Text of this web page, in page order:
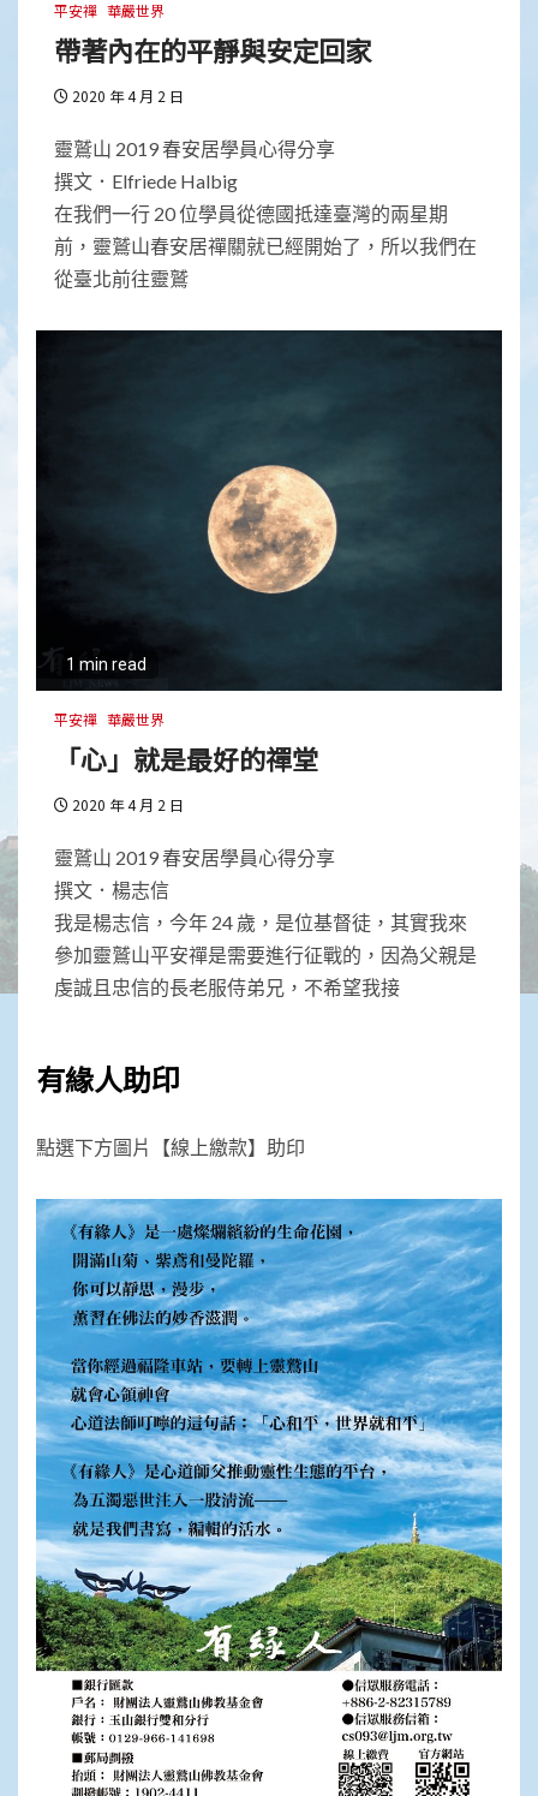
平安禪 華嚴世界
帶著內在的平靜與安定回家
2020 年 4 月 2 日
靈鷲山 2019 春安居學員心得分享
撰文．Elfriede Halbig
在我們一行 20 位學員從德國抵達臺灣的兩星期
前，靈鷲山春安居禪關就已經開始了，所以我們在
從臺北前往靈鷲
1 min read
平安禪 華嚴世界
「心」就是最好的禪堂
2020 年 4 月 2 日
靈鷲山 2019 春安居學員心得分享
撰文．楊志信
我是楊志信，今年 24 歲，是位基督徒，其實我來
參加靈鷲山平安禪是需要進行征戰的，因為父親是
虔誠且忠信的長老服侍弟兄，不希望我接
有緣人助印
點選下方圖片【線上繳款】助印